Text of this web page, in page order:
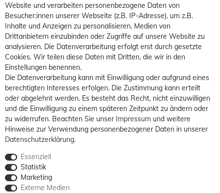
Website und verarbeiten personenbezogene Daten von
Besucher:innen unserer Webseite (z.B. IP-Adresse), um z.B.
Inhalte und Anzeigen zu personalisieren, Medien von
Drittanbietern einzubinden oder Zugriffe auf unsere Website zu
analysieren. Die Datenverarbeitung erfolgt erst durch gesetzte
Cookies. Wir teilen diese Daten mit Dritten, die wir in den
Einstellungen benennen.
Die Datenverarbeitung kann mit Einwilligung oder aufgrund eines
berechtigten Interesses erfolgen. Die Zustimmung kann erteilt
oder abgelehnt werden. Es besteht das Recht, nicht einzuwilligen
und die Einwilligung zu einem späteren Zeitpunkt zu ändern oder
zu widerrufen. Beachten Sie unser Impressum und weitere
Hinweise zur Verwendung personenbezogener Daten in unserer
Daten­schutz­erklärung.
Essenziell
Statistik
Marketing
Externe Medien